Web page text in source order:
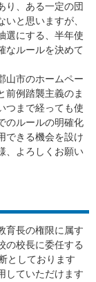
り、ある一定の団
と思いますが、
選にする、半年使
なルールを決めて
山市のホームペー
前例踏襲主義のま
つまで経っても使
のルールの明確化
できる機会を設け
、よろしくお願い
育長の権限に属す
の校長に委任する
としております
していただけます